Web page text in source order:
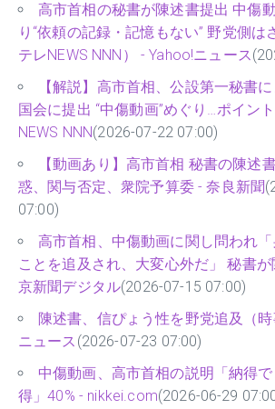
高市首相の秘書が陳述書提出 中傷
り“依頼の記録・記憶もない” 野党側は
テレNEWS NNN） - Yahoo!ニュース
【解説】高市首相、公設第一秘書に
国会に提出 “中傷動画”めぐり…ポイン
NEWS NNN(2026-07-22 07:00)
【動画あり】高市首相 秘書の陳述
惑、関与否定、衆院予算委 - 奈良新聞
07:00)
高市首相、中傷動画に関し問われ
ことを追及され、大変心外だ」 秘書
京新聞デジタル(2026-07-15 07:00)
陳述書、信ぴょう性を野党追及（
ニュース (2026-07-23 07:00)
中傷動画、高市首相の説明「納得
得」40% - nikkei.com(2026-06-29